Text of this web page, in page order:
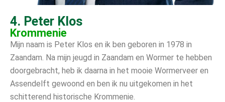
4. Peter Klos
Krommenie
Mijn naam is Peter Klos en ik ben geboren in 1978 in
Zaandam. Na mijn jeugd in Zaandam en Wormer te hebben
doorgebracht, heb ik daarna in het mooie Wormerveer en
Assendelft gewoond en ben ik nu uitgekomen in het
schitterend historische Krommenie.